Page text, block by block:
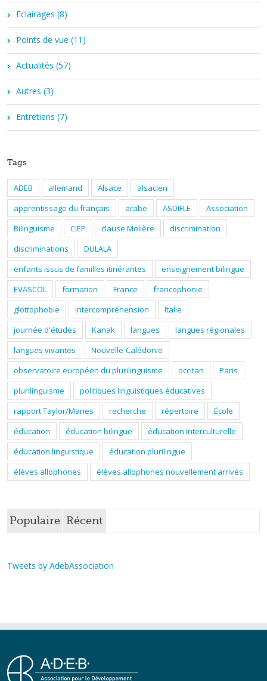
Eclairages (8)
Points de vue (11)
Actualités (57)
Autres (3)
Entretiens (7)
Tags
ADEB allemand Alsace
alsacien
apprentissage du français
arabe ASDIFLE
Association
Bilinguisme
CIEP clause Molière
discrimination
discriminations
DULALA
enfants issus de familles itinérantes
enseignement bilingue
EVASCOL
formation France
francophonie
glottophobie
intercompréhension
Italie
journée d'études
Kanak langues
langues régionales
langues vivantes
Nouvelle-Calédonie
observatoire européen du plurilinguisme
occitan
Paris
plurilinguisme
politiques linguistiques éducatives
rapport Taylor/Manes
recherche répertoire
École
éducation
éducation bilingue
éducation interculturelle
éducation linguistique
éducation plurilingue
élèves allophones
élèves allophones nouvellement arrivés
Populaire Récent
Tweets by AdebAssociation